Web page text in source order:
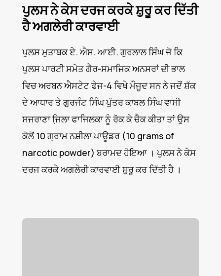
ਪੁਲਸ ਨੇ ਕੇਸ ਦਰਜ ਕਰਕੇ ਸ਼ੁਰੂ ਕਰ ਦਿੱਤੀ
ਹੈ ਅਗਲੇਰੀ ਕਾਰਵਾਈ
ਪੁਲਸ ਮੁਤਾਬਕ ਏ. ਐਸ. ਆਈ. ਗੁਰਲਾਲ ਸਿੰਘ ਜੋ ਕਿ
ਪੁਲਸ ਪਾਰਟੀ ਸਮੇਤ ਗੈਰ-ਸਮਾਜਿਕ ਅਨਸਰਾਂ ਦੀ ਭਾਲ
ਵਿਚ ਅਰਬਨ ਐਸਟੇਟ ਫੇਜ-4 ਵਿਖੇ ਮੌਜੂਦ ਸਨ ਨੇ ਜਦੋਂ ਸ਼ੱਕ
ਦੇ ਆਧਾਰ ਤੇ ਗੁਰਜੰਟ ਸਿੰਘ ਪੁੱਤਰ ਕਾਬਲ ਸਿੰਘ ਵਾਸੀ
ਸਜਰਾਣਾ ਜਿ਼ਲਾ ਫਾਜਿਲਕਾ ਨੂੰ ਰੋਕ ਕੇ ਚੈਕ ਕੀਤਾ ਤਾਂ ਉਸ
ਕੋਲੋਂ 10 ਗ੍ਰਾਮ ਨਸ਼ੀਲਾ ਪਾਊਡਰ (10 grams of
narcotic powder) ਬਰਾਮਦ ਹੋਇਆ । ਪੁਲਸ ਨੇ ਕੇਸ
ਦਰਜ ਕਰਕੇ ਅਗਲੇਰੀ ਕਾਰਵਾਈ ਸ਼ੁਰੂ ਕਰ ਦਿੱਤੀ ਹੈ ।